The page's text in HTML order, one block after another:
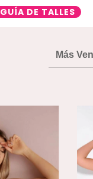
GUÍA DE TALLES